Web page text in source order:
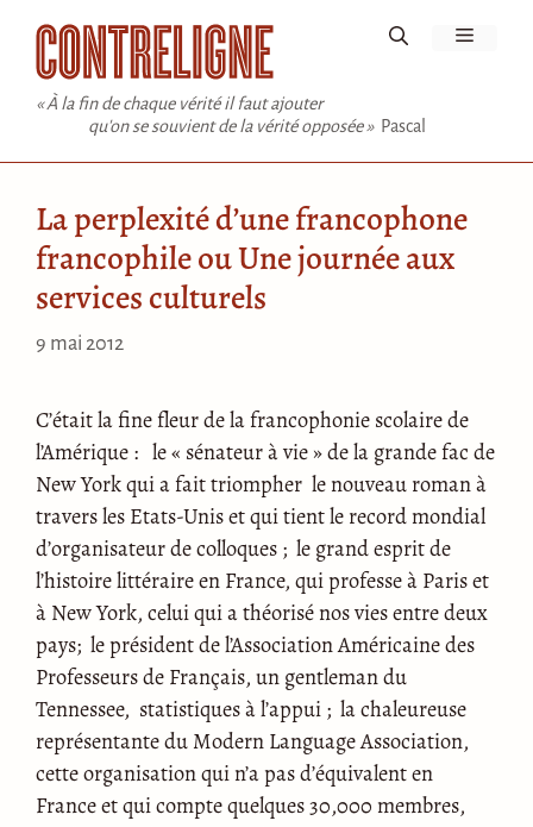
contenu
« À la fin de chaque vérité il faut ajouter
qu'on se souvient de la vérité opposée » Pascal
Menu
La perplexité d’une francophone
francophile ou Une journée aux
services culturels
9 mai 2012
C’était la fine fleur de la francophonie scolaire de
l’Amérique : le « sénateur à vie » de la grande fac de
New York qui a fait triompher le nouveau roman à
travers les Etats-Unis et qui tient le record mondial
d’organisateur de colloques ; le grand esprit de
l’histoire littéraire en France, qui professe à Paris et
à New York, celui qui a théorisé nos vies entre deux
pays; le président de l’Association Américaine des
Professeurs de Français, un gentleman du
Tennessee, statistiques à l’appui ; la chaleureuse
représentante du Modern Language Association,
cette organisation qui n’a pas d’équivalent en
France et qui compte quelques 30,000 membres,